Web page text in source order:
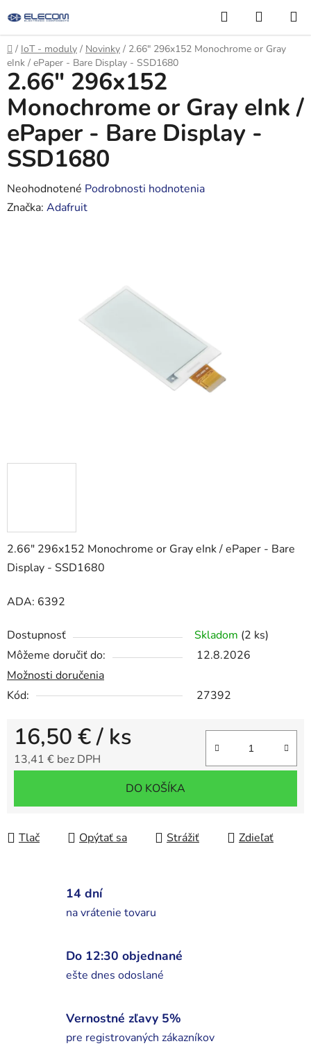
na
obsah
Hľadať
KOŠÍK
Domov
/ IoT - moduly / Novinky / 2.66" 296x152 Monochrome or Gray
eInk / ePaper - Bare Display - SSD1680
2.66" 296x152 Monochrome or Gray eInk / ePaper - Bare
Display - SSD1680
ADA: 6392
Dostupnosť Skladom (2 ks)
Môžeme doručiť do:
12.8.2026
Možnosti doručenia
Kód:
27392
16,50 €/ ks
13,41 € bez DPH
DO KOŠÍKA
Tlač Opýtať sa Strážiť Zdieľať
2.66" 296x152
Monochrome or Gray eInk /
ePaper - Bare Display -
SSD1680
Priemerné
hodnotenie
Neohodnotené Podrobnosti hodnotenia
Značka: Adafruit
14 dní
na vrátenie tovaru
Do 12:30 objednané
ešte dnes odoslané
Vernostné zľavy 5%
pre registrovaných zákazníkov